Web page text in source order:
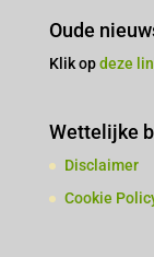
Oude
Klik opdeze
Wettelijke
Disclaimer
Cookie